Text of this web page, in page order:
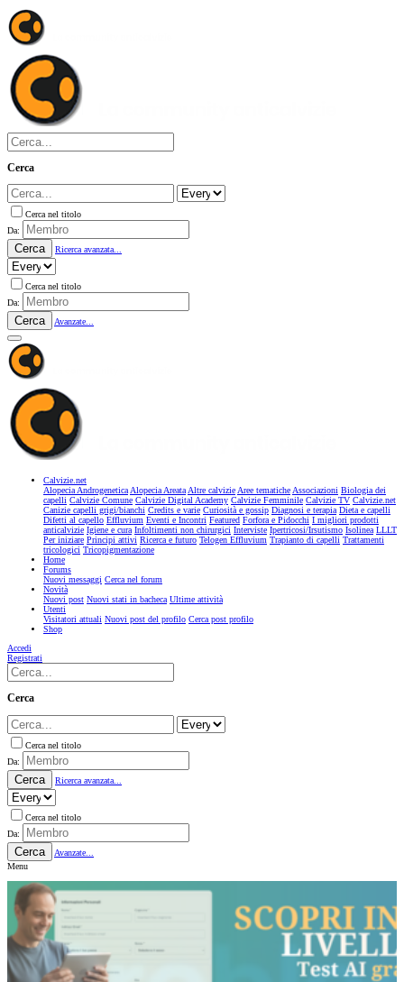
Cerca
Cerca nel titolo
Da:
Cerca Ricerca avanzata...
Cerca nel titolo
Da:
Cerca Avanzate...
Calvizie.net
Alopecia AndrogeneticaAlopecia AreataAltre calvizieAree tematicheAssociazioni Biologia dei
capelli Calvizie Comune Calvizie Digital Academy Calvizie Femminile Calvizie TV Calvizie.net
Canizie capelli grigi/bianchi Credits e varie Curiosità e gossip Diagnosi e terapia Dieta e capelli
Difetti al capello Effluvium Eventi e Incontri Featured Forfora e Pidocchi I migliori prodotti
anticalvizie Igiene e cura Infoltimenti non chirurgici Interviste Ipertricosi/Irsutismo Isolinea LLLT
Per iniziare Principi attivi Ricerca e futuro Telogen Effluvium Trapianto di capelli Trattamenti
tricologici Tricopigmentazione
Home
Forums
Nuovi messaggi Cerca nel forum
Novità
Nuovi post Nuovi stati in bacheca Ultime attività
Utenti
Visitatori attuali Nuovi post del profilo Cerca post profilo
Shop
Accedi
Registrati
Cerca
Cerca nel titolo
Da:
Cerca Ricerca avanzata...
Cerca nel titolo
Da:
Cerca
Avanzate...
Menu